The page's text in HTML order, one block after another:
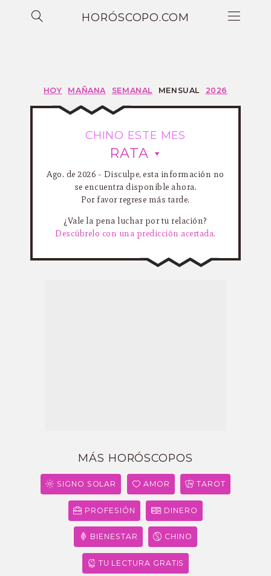
HORÓSCOPO.COM
HOY MAÑANA SEMANAL MENSUAL 2026
CHINO ESTE MES
RATA
Ago. de 2026 - Disculpe, esta información no
se encuentra disponible ahora.
Por favor regrese más tarde.
¿Vale la pena luchar por tu relación?
Descúbrelo con una predicción acertada.
MÁS HORÓSCOPOS
SIGNO SOLAR AMOR TAROT
PROFESIÓN DINERO
BIENESTAR CHINO
TU LECTURA GRATIS